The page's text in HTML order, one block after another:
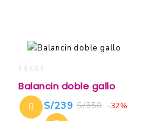
out
of
5
Balancin doble gallo
S/350
S/239 -32%